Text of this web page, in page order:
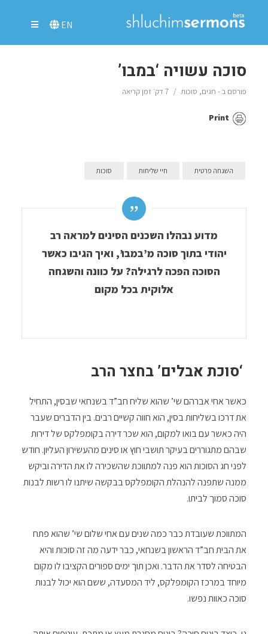
EN
סוכה עשויה ‘במבו’
פורסם ב - חגים, סוכות 7 דק׳ זמן קריאה
Print
השגחה פרטית חיי שליחות סוכות
מדוע נבהלו השכנים הסינים למראה רב
יהודי בתוך סוכה מ’במבו’, ואיך הגיבו כאשר
הסוכה הפכה לרגילה? על כוונה והשגחה
אלוקית בכל מקום
‘סוכת אבלים’ בחצר הרב
כאשר אחי אברהם שי’ שהוא שליח חב”ד בשנחאי שבסין, התחיל
את דרכו בשליחות בסין, הוא חווה קשיים רבים. בין הדברים שעבר
היה כאשר עם בואו למקום, הוא שכר דירה בקומפלקס של דירות
שבהם מתגוררים בעיקר תושבי חוץ או סינים מהעשירון העליון. חודש
לפני חג הסוכות הוא פנה למתווכת שהשכירה לו את הדירה וביקש
ממנה שתפנה להנהלת הקומפלקס בבקשה שיתנו לו רשות לבנות
סוכה סמוך לביתו.
המתווכת שעובדת כבר כמה שנים עם אחי שלום שי’ שהוא פתח
את הבית חב”ד הראשון בשנחאי, כבר ידעה מה זה סוכות והיא
הבטיחה לסדר את הדבר. ואכן תוך ימים ספורים הקציבו לו מקום
מיוחד במרכז הקומפלקס, ליד המסעדה, ששם הוא יכול לבנות
סוכה כאוות נפשו.